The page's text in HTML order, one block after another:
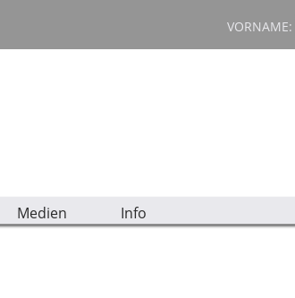
VORNAME:
Medien Info